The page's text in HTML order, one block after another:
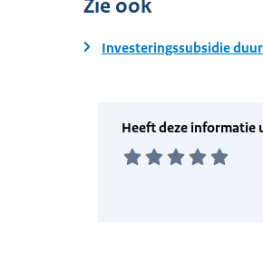
Zie ook
Investeringssubsidie